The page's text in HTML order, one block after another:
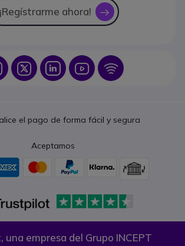
¡Regístrarme ahora! icon
Icon IconIcon Icon Icon
el pago de forma fácil y segura
Aceptamos
una empresa del Grupo INCEPT